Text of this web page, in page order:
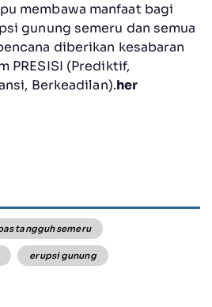
membawa manfaat bagi
gunung semeru dan semua
diberikan kesabaran
PRESISI (Prediktif,
Berkeadilan).her
tangguh semeru
erupsi gunung